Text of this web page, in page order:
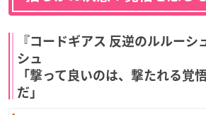
『コードギアス 反逆のルルーシ
シュ
「撃って良いのは、撃たれる覚
だ」